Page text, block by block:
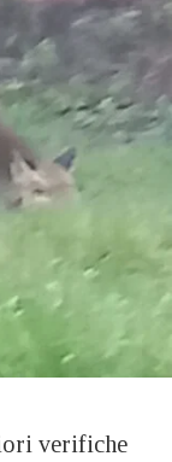
verifiche